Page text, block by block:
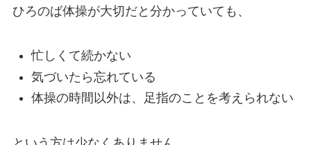
ひろのば体操が大切だと分かっていても、
忙しくて続かない
気づいたら忘れている
体操の時間以外は、足指のことを考えられない